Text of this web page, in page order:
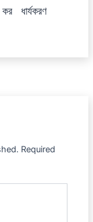
ধার্যকরণ
Required